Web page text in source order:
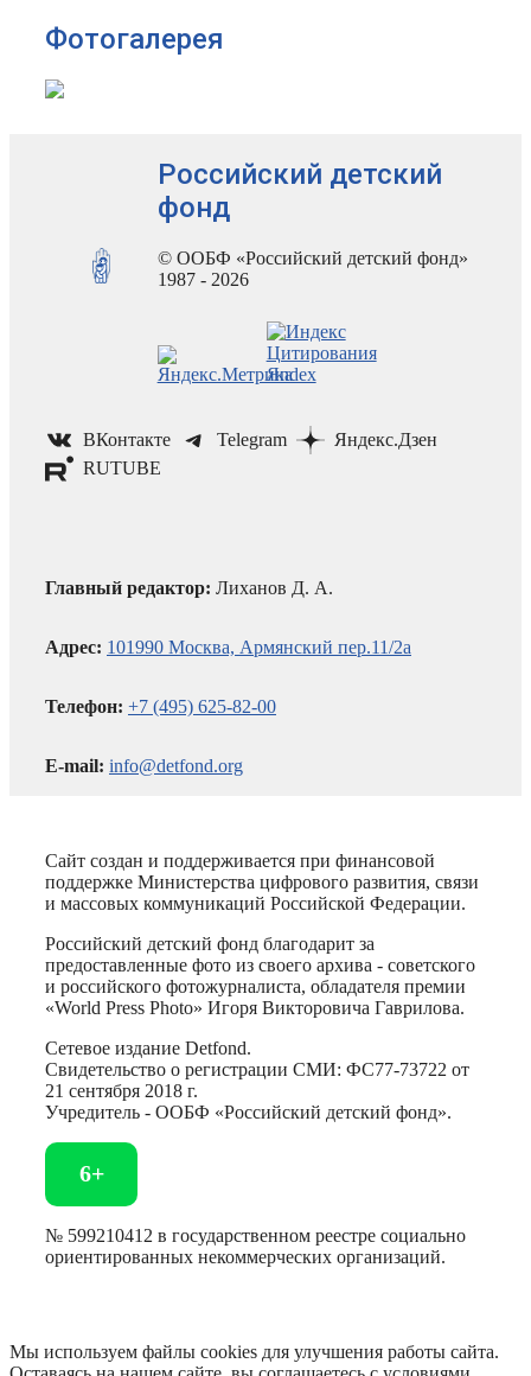
Фотогалерея
Российский детский
фонд
© ООБФ «Российский детский фонд»
1987 - 2026
ВКонтакте Telegram
Яндекс.Дзен
RUTUBE
Главный редактор: Лиханов Д. А.
Адрес: 101990 Москва, Армянский пер.11/2а
Телефон: +7 (495) 625-82-00
E-mail: info@detfond.org
Сайт создан и поддерживается при финансовой
поддержке Министерства цифрового развития, связи
и массовых коммуникаций Российской Федерации.
Российский детский фонд благодарит за
предоставленные фото из своего архива - советского
и российского фотожурналиста, обладателя премии
«World Press Photo» Игоря Викторовича Гаврилова.
Сетевое издание Detfond.
Свидетельство о регистрации СМИ: ФС77-73722 от
21 сентября 2018 г.
Учредитель - ООБФ «Российский детский фонд».
6+
№ 599210412 в государственном реестре социально
ориентированных некоммерческих организаций.
Мы используем файлы cookies для улучшения работы сайта.